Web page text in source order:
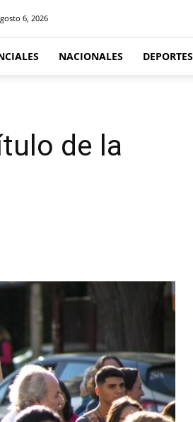
6, 2026
NACIONALES DEPORTES
de la